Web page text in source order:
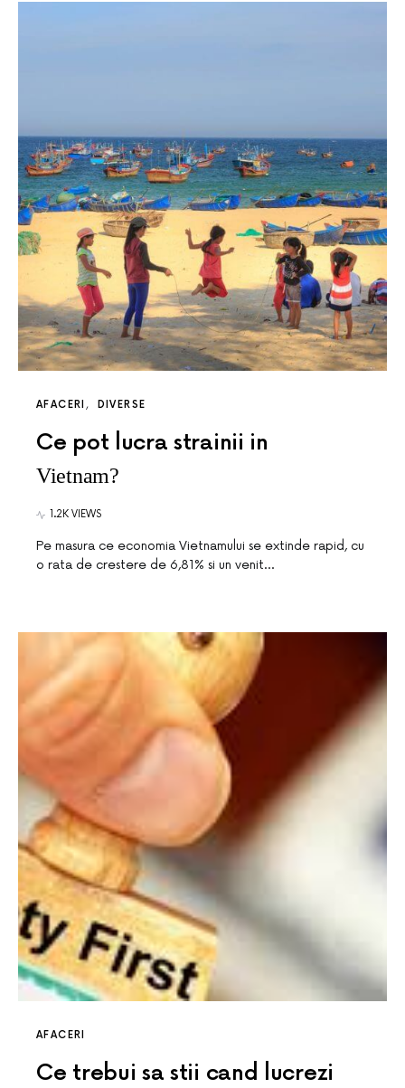
AFACERI DIVERSE
Ce pot lucra strainii in
Vietnam?
1.2K VIEWS
Pe masura ce economia Vietnamului se extinde rapid, cu
o rata de crestere de 6,81% si un venit…
AFACERI
Ce trebui sa stii cand lucrezi